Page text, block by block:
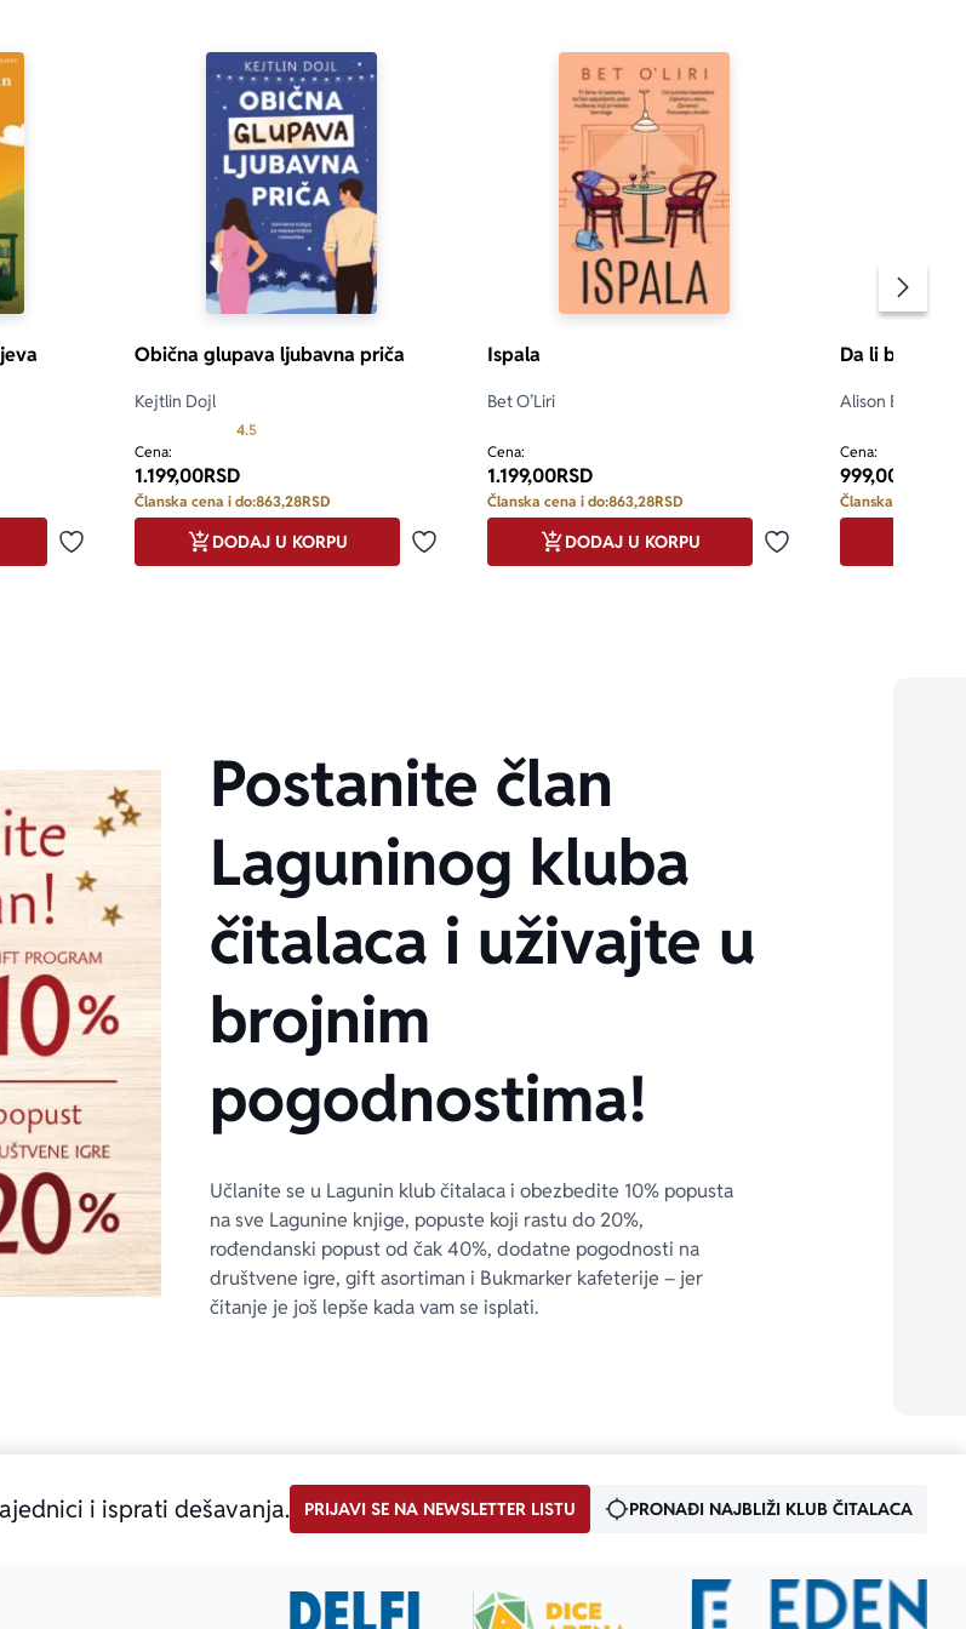
je 4.8 od 5
Dodaj u omiljene
Obična glupava ljubavna priča
Kejtlin Dojl
4.5Prosecna ocena je 4.5 od 5
Cena:
1.199,00RSD
Članska cena i do:863,28RSD
Dodaj u omiljene
DODAJ U KORPU
Ispala
Bet O’Liri
Cena:
1.199,00RSD
Članska cena i do:863,28RSD
Dodaj u omiljene
DODAJ U KORPU
Da li bi radije
Alison Ešli
Cena:
999,00
Članska cena i do:
Postanite član
Laguninog kluba
čitalaca i uživajte u
brojnim
pogodnostima!
Učlanite se u Lagunin klub čitalaca i obezbedite 10% popusta
na sve Lagunine knjige, popuste koji rastu do 20%,
rođendanski popust od čak 40%, dodatne pogodnosti na
društvene igre, gift asortiman i Bukmarker kafeterije – jer
čitanje je još lepše kada vam se isplati.
i isprati dešavanja. PRIJAVI SE NA NEWSLETTER LISTU PRONAĐI NAJBLIŽI KLUB ČITALACA